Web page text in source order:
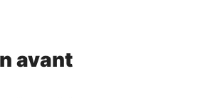
avant